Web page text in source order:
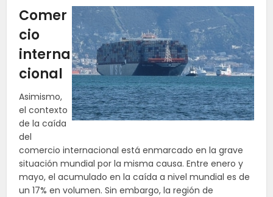
Comer
cio
interna
cional
Asimismo,
el contexto
de la caída
del
comercio internacional está enmarcado en la grave
situación mundial por la misma causa. Entre enero y
mayo, el acumulado en la caída a nivel mundial es de
un 17% en volumen. Sin embargo, la región de